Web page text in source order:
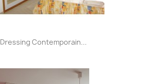
Dressing Contemporain...